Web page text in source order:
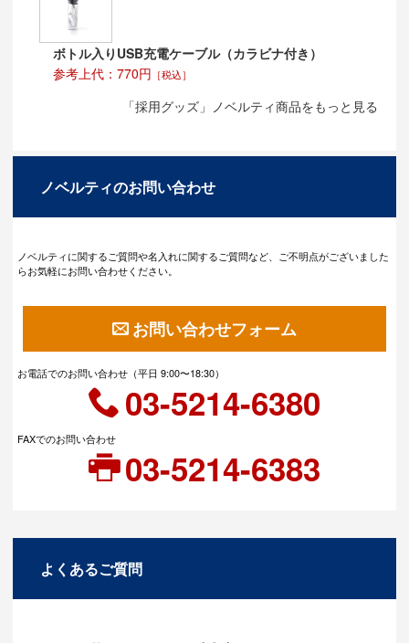
ボトル入りUSB充電ケーブル（カラビナ付き）
参考上代：770円 ［税込］
「採用グッズ」ノベルティ商品をもっと見る
ノベルティのお問い合わせ
ノベルティに関するご質問や名入れに関するご質問など、ご不明点がございました
らお気軽にお問い合わせください。
お問い合わせフォーム
お電話でのお問い合わせ（平日 9:00〜18:30）
03-5214-6380
FAXでのお問い合わせ
03-5214-6383
よくあるご質問